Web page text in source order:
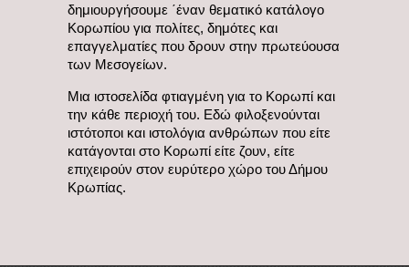
δημιουργήσουμε ΄έναν θεματικό κατάλογο
Κορωπίου για πολίτες, δημότες και
επαγγελματίες που δρουν στην πρωτεύουσα
των Μεσογείων.
Μια ιστοσελίδα φτιαγμένη για το Κορωπί και
την κάθε περιοχή του. Εδώ φιλοξενούνται
ιστότοποι και ιστολόγια ανθρώπων που είτε
κατάγονται στο Κορωπί είτε ζουν, είτε
επιχειρούν στον ευρύτερο χώρο του Δήμου
Κρωπίας.